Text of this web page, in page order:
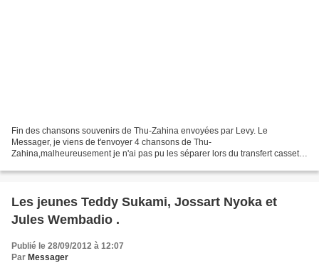
Fin des chansons souvenirs de Thu-Zahina envoyées par Levy. Le
Messager, je viens de t'envoyer 4 chansons de Thu-
Zahina,malheureusement je n'ai pas pu les séparer lors du transfert cassette
Les jeunes Teddy Sukami, Jossart Nyoka et
Jules Wembadio .
Publié le 28/09/2012 à 12:07
Par Messager